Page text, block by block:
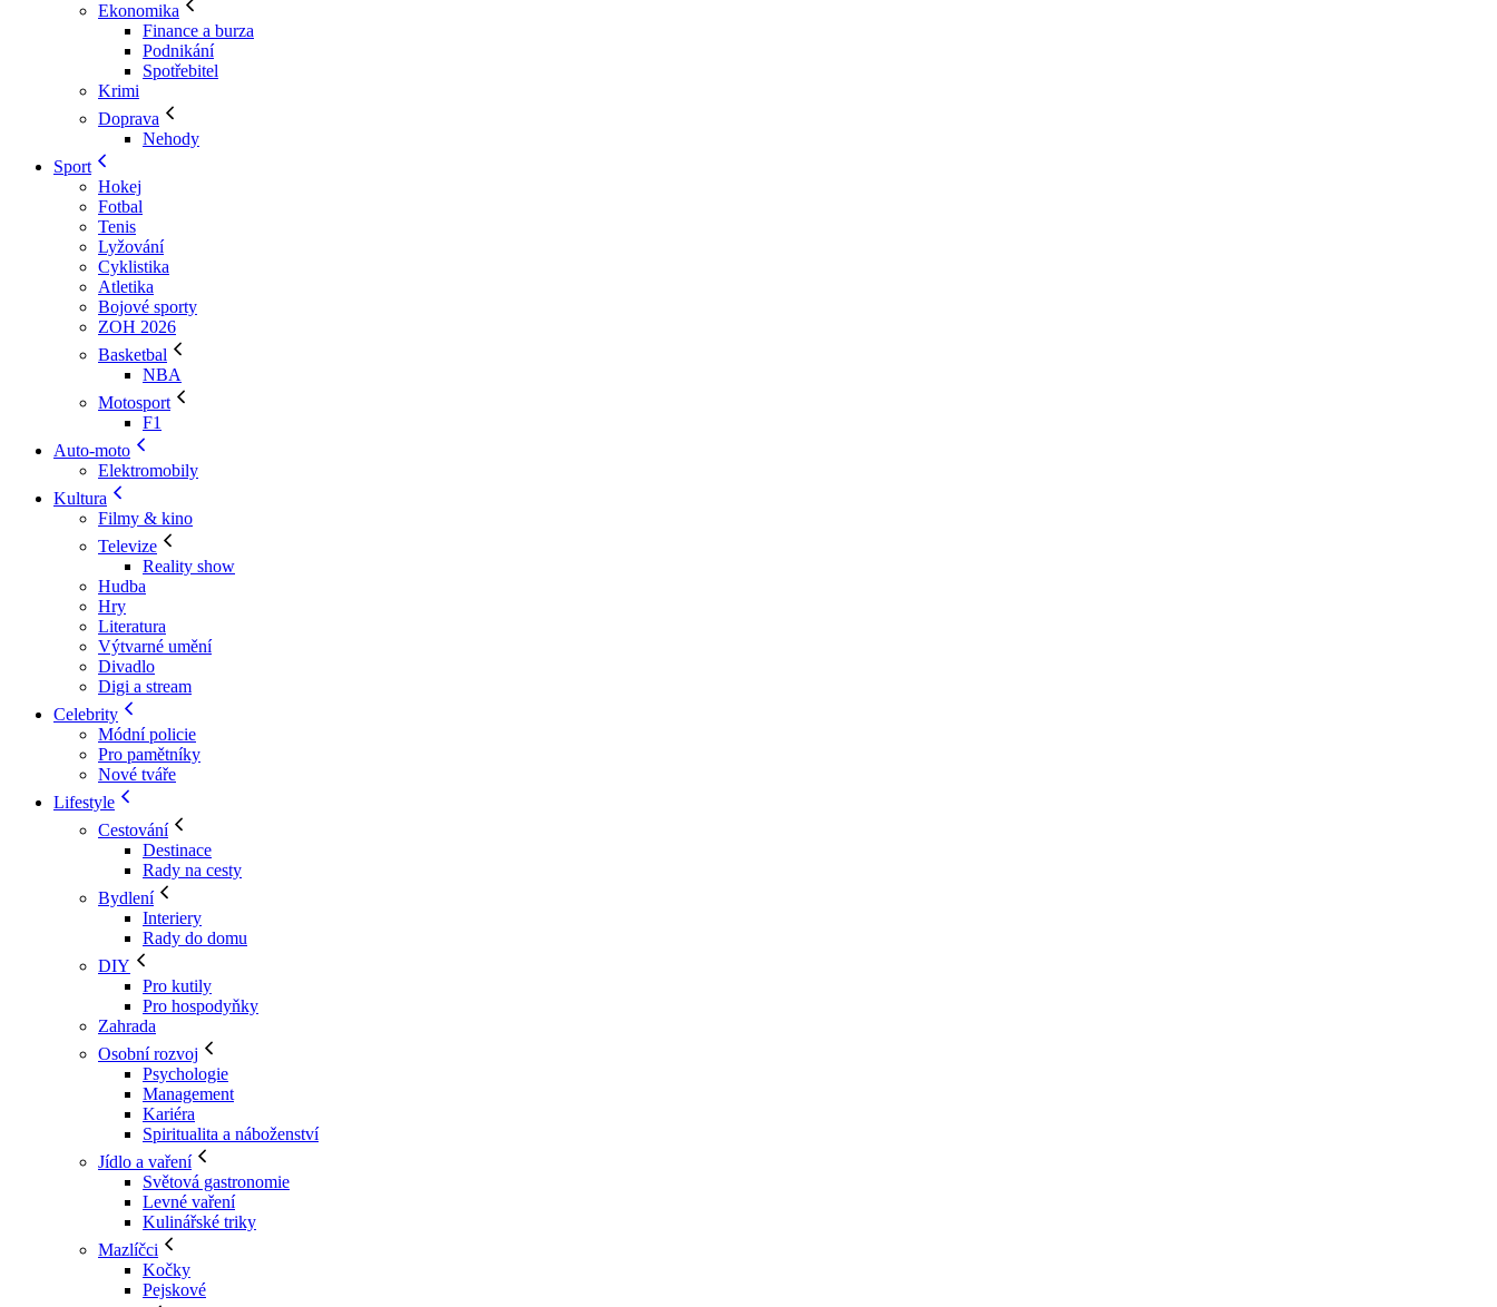
Ekonomika
Finance a burza
Podnikání
Spotřebitel
Krimi
Doprava
Nehody
Sport
Hokej
Fotbal
Tenis
Lyžování
Cyklistika
Atletika
Bojové sporty
ZOH 2026
Basketbal
NBA
Motosport
F1
Auto-moto
Elektromobily
Kultura
Filmy & kino
Televize
Reality show
Hudba
Hry
Literatura
Výtvarné umění
Divadlo
Digi a stream
Celebrity
Módní policie
Pro pamětníky
Nové tváře
Lifestyle
Cestování
Destinace
Rady na cesty
Bydlení
Interiery
Rady do domu
DIY
Pro kutily
Pro hospodyňky
Zahrada
Osobní rozvoj
Psychologie
Management
Kariéra
Spiritualita a náboženství
Jídlo a vaření
Světová gastronomie
Levné vaření
Kulinářské triky
Mazlíčci
Kočky
Pejskové